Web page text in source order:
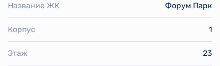
Название ЖК Форум Парк
Корпус 1
Этаж 23